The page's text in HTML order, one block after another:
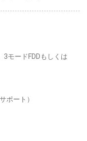
3モードFDDもしくは
ポート）